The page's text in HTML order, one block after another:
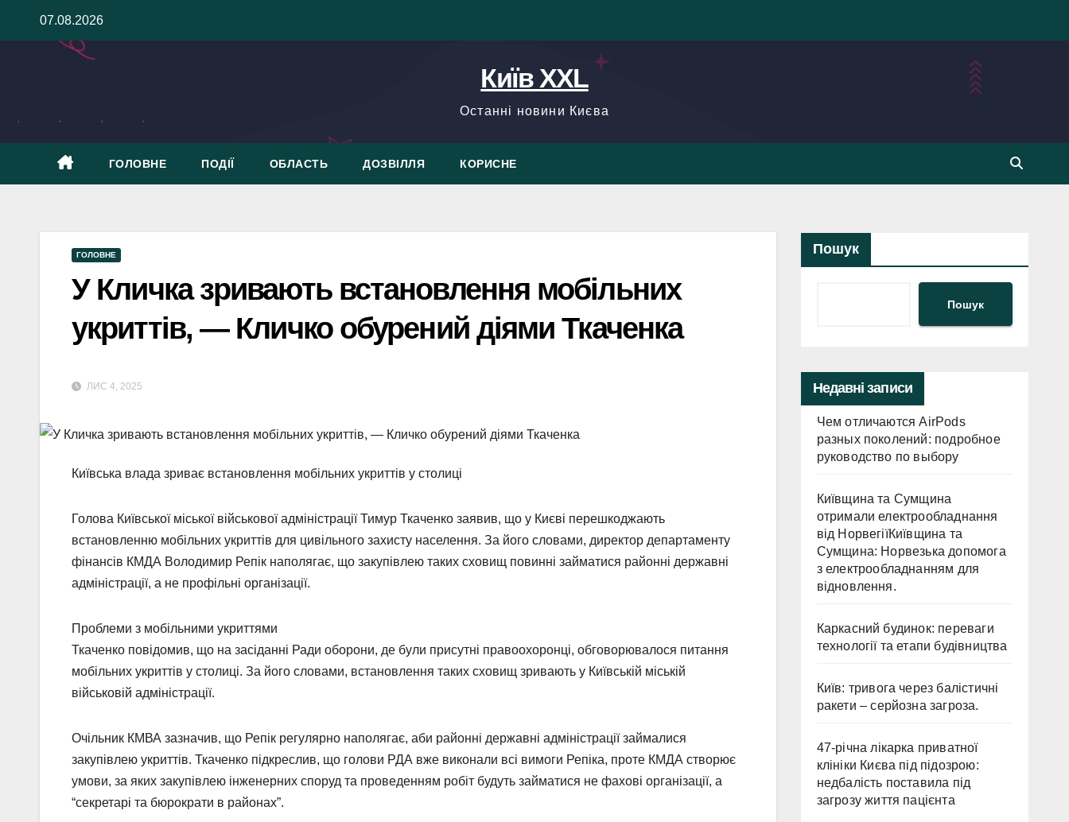
07.08.2026
Київ XXL
Останні новини Києва
ГОЛОВНЕ ПОДІЇ ОБЛАСТЬ ДОЗВІЛЛЯ КОРИСНЕ
ГОЛОВНЕ
У Кличка зривають встановлення мобільних
укриттів, — Кличко обурений діями Ткаченка
ЛИС 4, 2025
Київська влада зриває встановлення мобільних укриттів у столиці
Голова Київської міської військової адміністрації Тимур Ткаченко заявив, що у Києві перешкоджають
встановленню мобільних укриттів для цивільного захисту населення. За його словами, директор департаменту
фінансів КМДА Володимир Репік наполягає, що закупівлею таких сховищ повинні займатися районні державні
адміністрації, а не профільні організації.
Проблеми з мобільними укриттями
Ткаченко повідомив, що на засіданні Ради оборони, де були присутні правоохоронці, обговорювалося питання
мобільних укриттів у столиці. За його словами, встановлення таких сховищ зривають у Київській міській
військовій адміністрації.
Очільник КМВА зазначив, що Репік регулярно наполягає, аби районні державні адміністрації займалися
закупівлею укриттів. Ткаченко підкреслив, що голови РДА вже виконали всі вимоги Репіка, проте КМДА створює
умови, за яких закупівлею інженерних споруд та проведенням робіт будуть займатися не фахові організації, а
“секретарі та бюрократи в районах”.
Пошук
Пошук
Недавні записи
Чем отличаются AirPods
разных поколений: подробное
руководство по выбору
Київщина та Сумщина
отримали електрообладнання
від НорвегіїКиївщина та
Сумщина: Норвезька допомога
з електрообладнанням для
відновлення.
Каркасний будинок: переваги
технології та етапи будівництва
Київ: тривога через балістичні
ракети – серйозна загроза.
47-річна лікарка приватної
клініки Києва під підозрою:
недбалість поставила під
загрозу життя пацієнта